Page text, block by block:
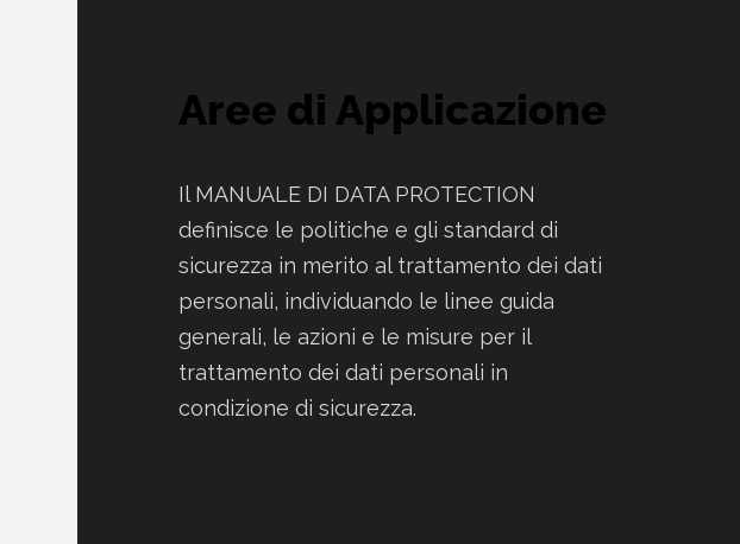
Aree di Applicazione
Il MANUALE DI DATA PROTECTION
definisce le politiche e gli standard di
sicurezza in merito al trattamento dei dati
personali, individuando le linee guida
generali, le azioni e le misure per il
trattamento dei dati personali in
condizione di sicurezza.